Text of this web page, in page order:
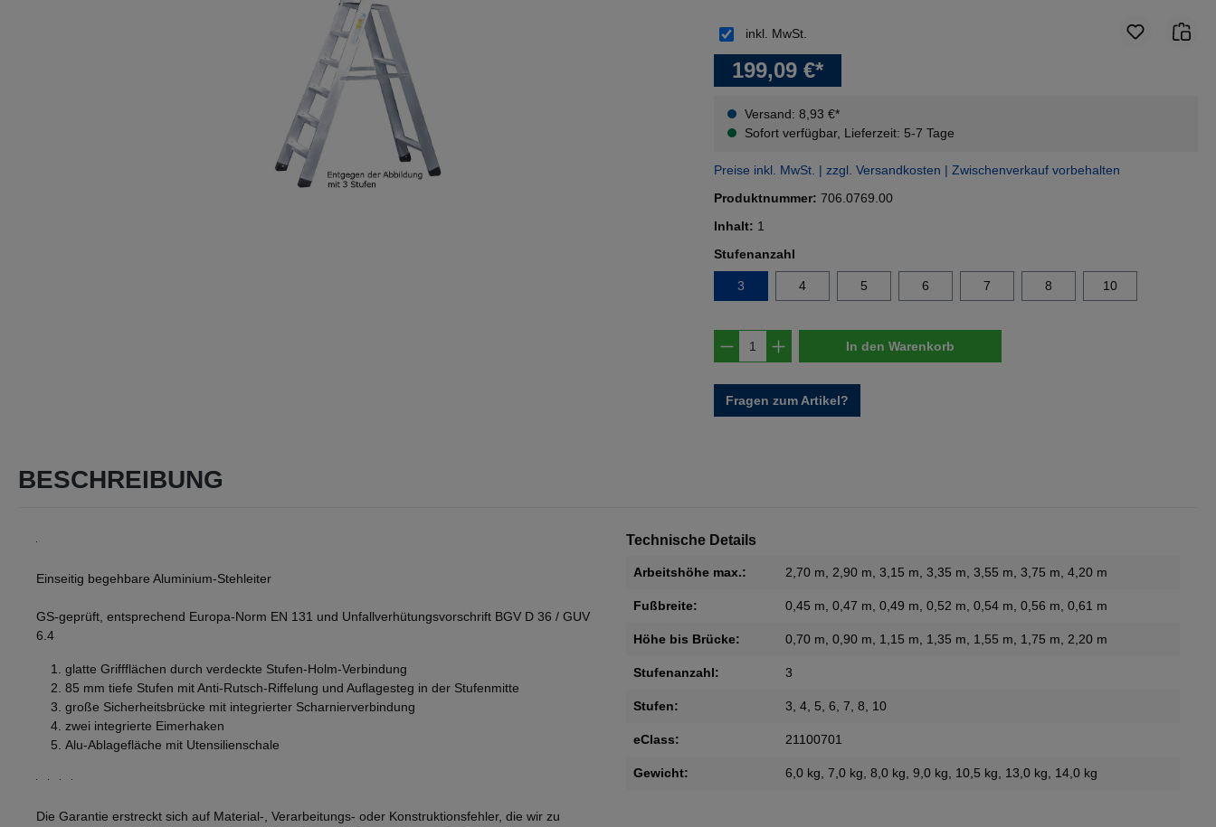
199,09 €*
Versand: 8,93 €*
Sofort verfügbar, Lieferzeit: 5-7 Tage
inkl. MwSt.
Preise inkl. MwSt. | zzgl. Versandkosten | Zwischenverkauf vorbehalten
Produktnummer: 706.0769.00
Inhalt: 1
Stufenanzahl
3 4 5 6 7 8 10
Produkt Anzahl: Gib den gewünschten Wert ein
In den Warenkorb
Fragen zum Artikel?
BESCHREIBUNG
Einseitig begehbare Aluminium-Stehleiter
GS-geprüft, entsprechend Europa-Norm EN 131 und Unfallverhütungsvorschrift BGV D 36 / GUV
6.4
glatte Griffflächen durch verdeckte Stufen-Holm-Verbindung
85 mm tiefe Stufen mit Anti-Rutsch-Riffelung und Auflagesteg in der Stufenmitte
große Sicherheitsbrücke mit integrierter Scharnierverbindung
zwei integrierte Eimerhaken
Alu-Ablagefläche mit Utensilienschale
Die Garantie erstreckt sich auf Material-, Verarbeitungs- oder Konstruktionsfehler, die wir zu
Technische Details
Arbeitshöhe max.: 2,70 m, 2,90 m, 3,15 m, 3,35 m, 3,55 m, 3,75 m, 4,20 m
Fußbreite: 0,45 m, 0,47 m, 0,49 m, 0,52 m, 0,54 m, 0,56 m, 0,61 m
Höhe bis Brücke: 0,70 m, 0,90 m, 1,15 m, 1,35 m, 1,55 m, 1,75 m, 2,20 m
Stufenanzahl: 3
Stufen: 3, 4, 5, 6, 7, 8, 10
eClass: 21100701
Gewicht: 6,0 kg, 7,0 kg, 8,0 kg, 9,0 kg, 10,5 kg, 13,0 kg, 14,0 kg